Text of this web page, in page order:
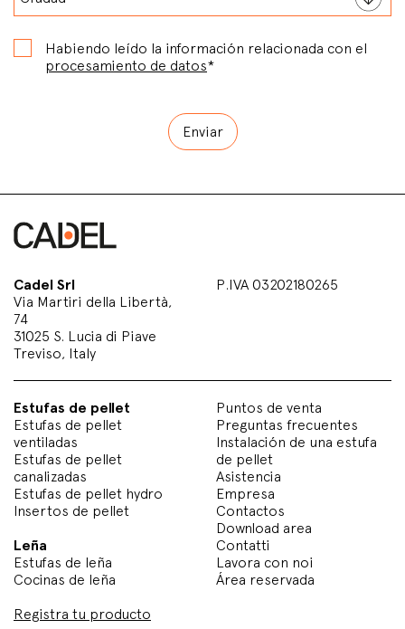
Habiendo leído la información relacionada con el
procesamiento de datos*
Cadel Srl
Via Martiri della Libertà,
74
31025 S. Lucia di Piave
Treviso, Italy
P.IVA 03202180265
Estufas de pellet
Estufas de pellet
ventiladas
Estufas de pellet
canalizadas
Estufas de pellet hydro
Insertos de pellet
Leña
Estufas de leña
Cocinas de leña
Registra tu producto
Puntos de venta
Preguntas frecuentes
Instalación de una estufa
de pellet
Asistencia
Empresa
Contactos
Download area
Contatti
Lavora con noi
Área reservada